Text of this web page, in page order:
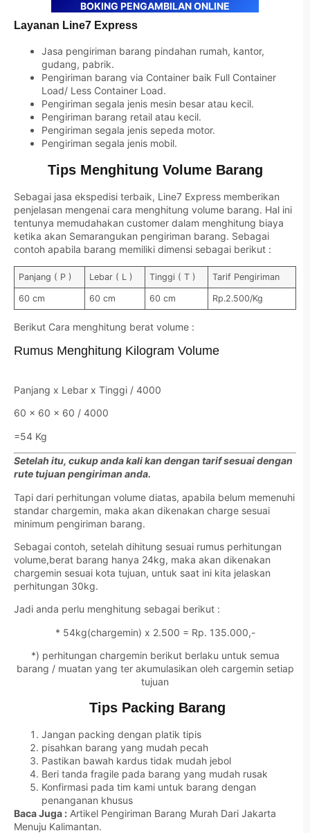
BOKING PENGAMBILAN ONLINE
Layanan Line7 Express
Jasa pengiriman barang pindahan rumah, kantor,
gudang, pabrik.
Pengiriman barang via Container baik Full Container
Load/ Less Container Load.
Pengiriman segala jenis mesin besar atau kecil.
Pengiriman barang retail atau kecil.
Pengiriman segala jenis sepeda motor.
Pengiriman segala jenis mobil.
Tips Menghitung Volume Barang
Sebagai jasa ekspedisi terbaik, Line7 Express memberikan
penjelasan mengenai cara menghitung volume barang. Hal ini
tentunya memudahakan customer dalam menghitung biaya
ketika akan Semarangukan pengiriman barang. Sebagai
contoh apabila barang memiliki dimensi sebagai berikut :
Panjang ( P ) Lebar ( L ) Tinggi ( T ) Tarif Pengiriman
60 cm 60 cm 60 cm Rp.2.500/Kg
Berikut Cara menghitung berat volume :
Rumus Menghitung Kilogram Volume
Panjang x Lebar x Tinggi / 4000
60 x 60 x 60 / 4000
=54 Kg
Setelah itu, cukup anda kali kan dengan tarif sesuai dengan
rute tujuan pengiriman anda.
Tapi dari perhitungan volume diatas, apabila belum memenuhi
standar chargemin, maka akan dikenakan charge sesuai
minimum pengiriman barang.
Sebagai contoh, setelah dihitung sesuai rumus perhitungan
volume,berat barang hanya 24kg, maka akan dikenakan
chargemin sesuai kota tujuan, untuk saat ini kita jelaskan
perhitungan 30kg.
Jadi anda perlu menghitung sebagai berikut :
* 54kg(chargemin) x 2.500 = Rp. 135.000,-
*) perhitungan chargemin berikut berlaku untuk semua
barang / muatan yang ter akumulasikan oleh cargemin setiap
tujuan
Tips Packing Barang
Jangan packing dengan platik tipis
pisahkan barang yang mudah pecah
Pastikan bawah kardus tidak mudah jebol
Beri tanda fragile pada barang yang mudah rusak
Konfirmasi pada tim kami untuk barang dengan
penanganan khusus
Baca Juga : Artikel Pengiriman Barang Murah Dari Jakarta
Menuju Kalimantan.